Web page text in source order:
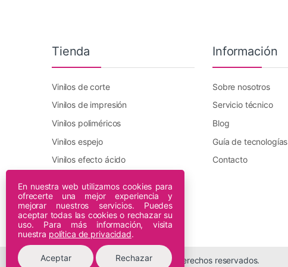
Tienda
Vinilos de corte
Vinilos de impresión
Vinilos poliméricos
Vinilos espejo
Vinilos efecto ácido
Plotters DTF Innuro
Plotters de impresión
Información
Sobre nosotros
Servicio técnico
Blog
Guía de tecnologías
Contacto
© 2026 Espiral Digital - Todos los derechos reservados.
En nuestra web utilizamos cookies para
ofrecerte una mejor experiencia y
mejorar nuestros servicios. Puedes
aceptar todas las cookies o rechazar su
uso. Para más información, visita
nuestra política de privacidad.
Aceptar Rechazar